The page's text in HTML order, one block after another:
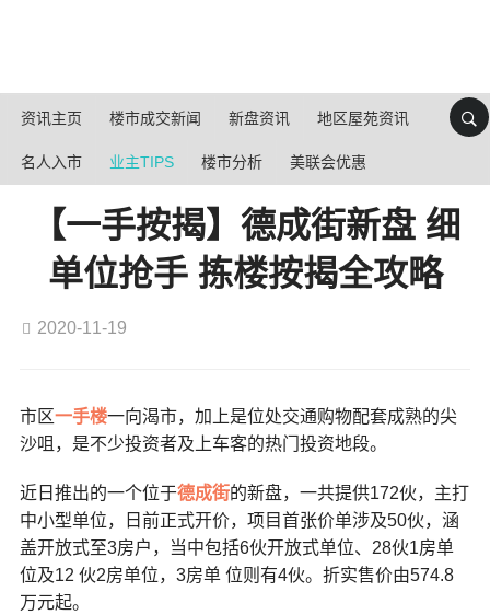
资讯主页 楼市成交新闻 新盘资讯 地区屋苑资讯
名人入市 业主TIPS 楼市分析 美联会优惠
【一手按揭】德成街新盘 细
单位抢手 拣楼按揭全攻略
2020-11-19
市区一手楼一向渴市，加上是位处交通购物配套成熟的尖
沙咀，是不少投资者及上车客的热门投资地段。
近日推出的一个位于德成街的新盘，一共提供172伙，主打
中小型单位，日前正式开价，项目首张价单涉及50伙，涵
盖开放式至3房户，当中包括6伙开放式单位、28伙1房单
位及12 伙2房单位，3房单 位则有4伙。折实售价由574.8
万元起。